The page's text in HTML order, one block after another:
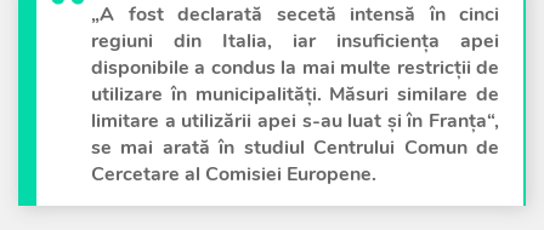
„A fost declarată secetă intensă în cinci
regiuni din Italia, iar insuficienţa apei
disponibile a condus la mai multe restricţii de
utilizare în municipalităţi. Măsuri similare de
limitare a utilizării apei s-au luat şi în Franţa“,
se mai arată în studiul Centrului Comun de
Cercetare al Comisiei Europene.